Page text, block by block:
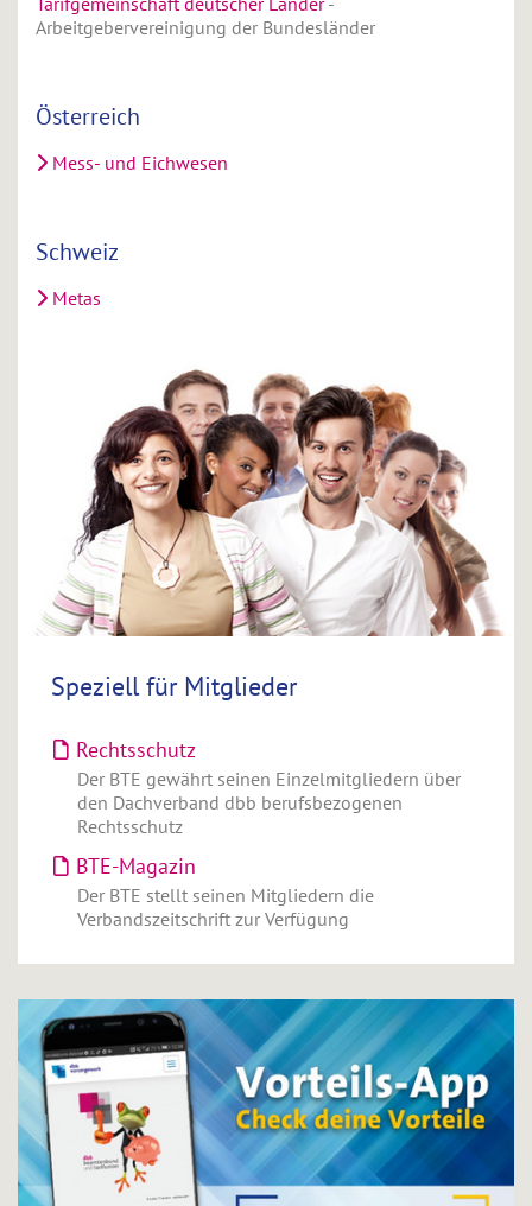
Arbeitgebervereinigung der Bundesländer
Österreich
Mess- und Eichwesen
Schweiz
Metas
Speziell für Mitglieder
Rechtsschutz
Der BTE gewährt seinen Einzelmitgliedern über
den Dachverband dbb berufsbezogenen
Rechtsschutz
BTE-Magazin
Der BTE stellt seinen Mitgliedern die
Verbandszeitschrift zur Verfügung